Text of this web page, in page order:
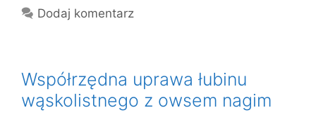
Dodaj komentarz
Współrzędna uprawa łubinu
wąskolistnego z owsem nagim